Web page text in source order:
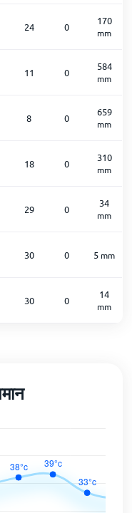
24 0
170
mm
11 0
584
mm
8 0
659
mm
18 0
310
mm
29 0
34
mm
30 0 5 mm
30 0
14
mm